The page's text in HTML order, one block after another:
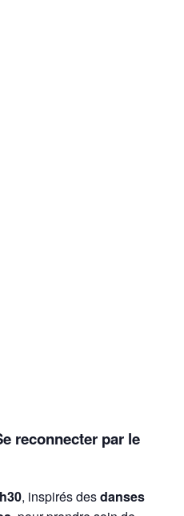
reconnecter par le
, inspirés desdanses